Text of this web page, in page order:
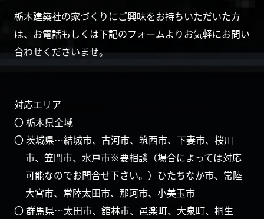
栃木建築社の家づくりにご興味をお持ちいただいた方
は、お電話もしくは下記のフォームよりお気軽にお問い
合わせくださいませ。
対応エリア
〇 栃木県全域
〇 茨城県…結城市、古河市、筑西市、下妻市、桜川
市、笠間市、水戸市※要相談（場合によっては対応
可能なのでお問合せ下さい。）ひたちなか市、常陸
大宮市、常陸太田市、那珂市、小美玉市
〇 群馬県…太田市、舘林市、邑楽町、大泉町、桐生